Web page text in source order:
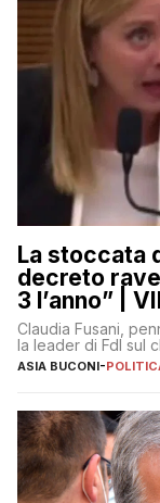
La stoccata
decreto
3 l’anno” |
Claudia Fusani,
la leader di FdI sul
ASIA BUCONI-